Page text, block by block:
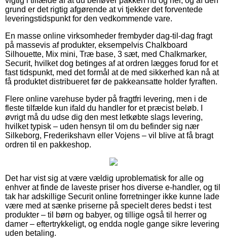
grund er det rigtig afgørende at vi tjekker det forventede
leveringstidspunkt for den vedkommende vare.
En masse online virksomheder frembyder dag-til-dag fragt
på massevis af produkter, eksempelvis Chalkboard
Silhouette, Mix mini, Træ base, 3 sæt, med Chalkmarker,
Securit, hvilket dog betinges af at ordren lægges forud for et
fast tidspunkt, med det formål at de med sikkerhed kan nå at
få produktet distribueret før de pakkeansatte holder fyraften.
Flere online varehuse byder på fragtfri levering, men i de
fleste tilfælde kun ifald du handler for et præcist beløb. I
øvrigt må du udse dig den mest letkøbte slags levering,
hvilket typisk – uden hensyn til om du befinder sig nær
Silkeborg, Frederikshavn eller Vojens – vil blive at få bragt
ordren til en pakkeshop.
Det har vist sig at være vældig uproblematisk for alle og
enhver at finde de laveste priser hos diverse e-handler, og til
tak har adskillige Securit online forretninger ikke kunne lade
være med at sænke priserne på specielt deres bedst i test
produkter – til børn og babyer, og tillige også til herrer og
damer – eftertrykkeligt, og endda nogle gange sikre levering
uden betaling.